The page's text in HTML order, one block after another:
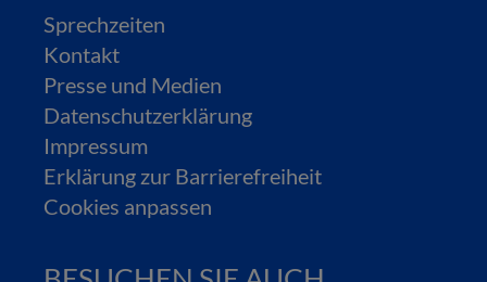
Sprechzeiten
Kontakt
Presse und Medien
Datenschutzerklärung
Impressum
Erklärung zur Barrierefreiheit
Cookies anpassen